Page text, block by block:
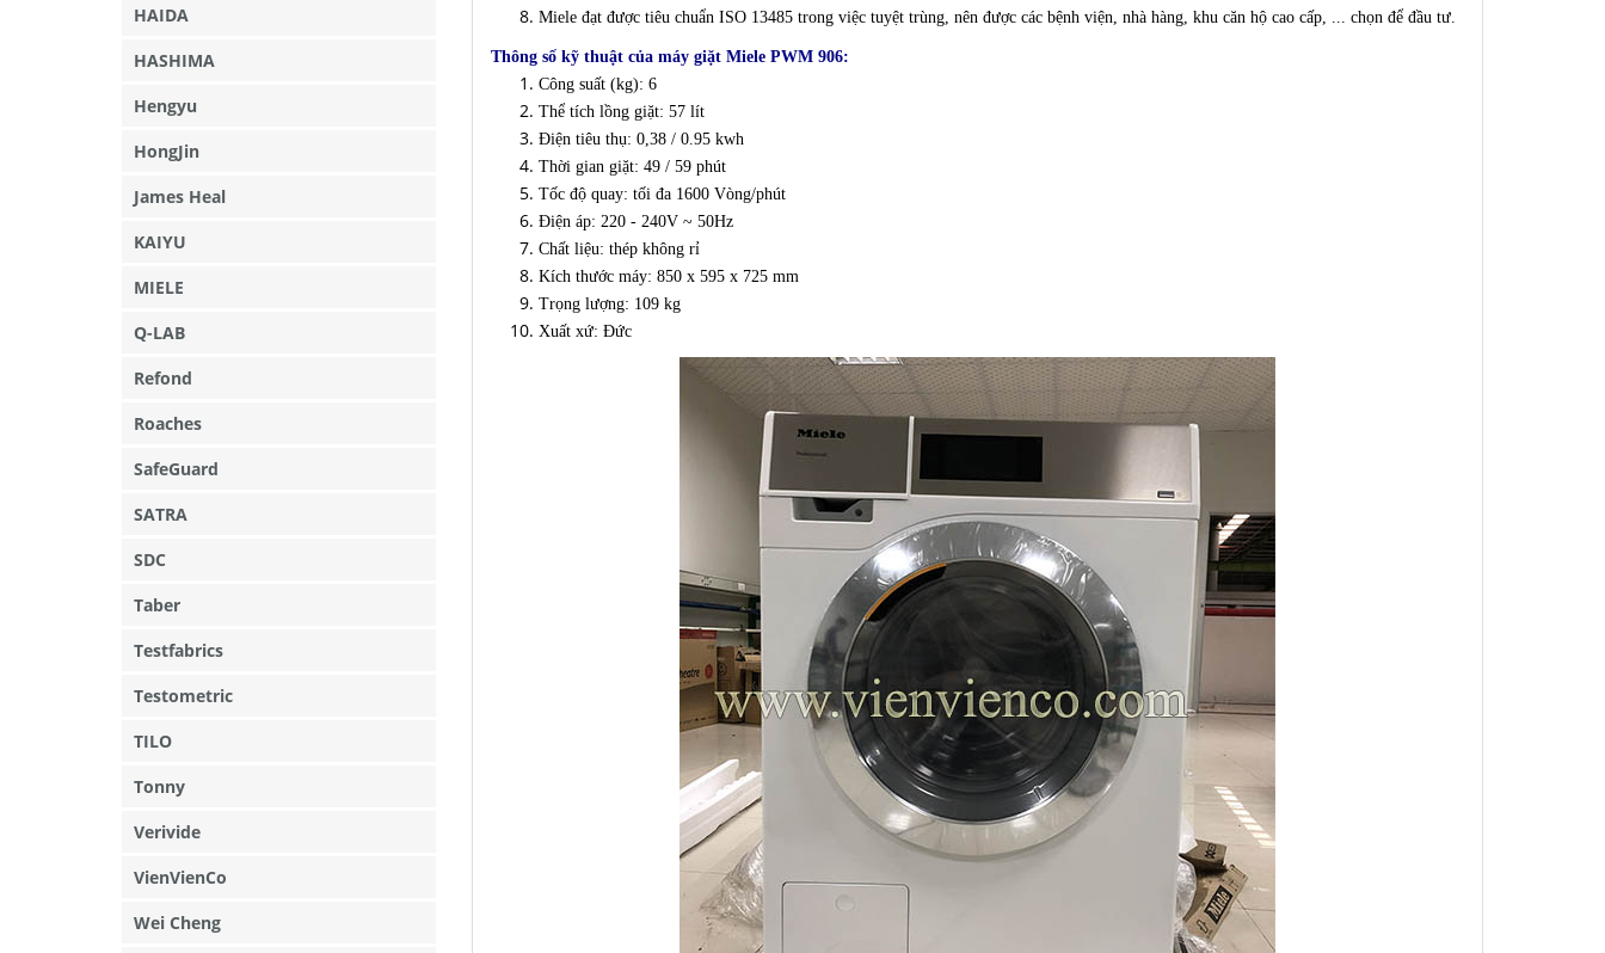
Miele đạt được tiêu chuẩn ISO 13485 trong việc tuyệt trùng, nên được các bệnh viện, nhà hàng, khu căn hộ cao cấp, ... chọn để đầu tư.
Thông số kỹ thuật của máy giặt Miele PWM 906:
Công suất (kg): 6
Thể tích lồng giặt: 57 lít
Điện tiêu thụ: 0,38 / 0.95 kwh
Thời gian giặt: 49 / 59 phút
Tốc độ quay: tối đa 1600 Vòng/phút
Điện áp: 220 - 240V ~ 50Hz
Chất liệu: thép không rỉ
Kích thước máy: 850 x 595 x 725 mm
Trọng lượng: 109 kg
Xuất xứ: Đức
HAIDA
HASHIMA
Hengyu
HongJin
James Heal
KAIYU
MIELE
Q-LAB
Refond
Roaches
SafeGuard
SATRA
SDC
Taber
Testfabrics
Testometric
TILO
Tonny
Verivide
VienVienCo
Wei Cheng